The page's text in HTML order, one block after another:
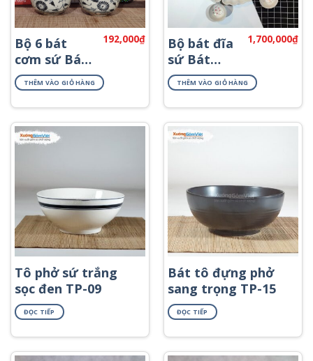
Bộ 6 bát
cơm sứ Bát
Tràng giả
cổ BC-04
192,000₫
THÊM VÀO GIỎ HÀNG
Bộ bát đĩa
sứ Bát
Tràng cao
cấp 15
món
1,700,000₫
THÊM VÀO GIỎ HÀNG
Tô phở sứ trắng
sọc đen TP-09
ĐỌC TIẾP
Bát tô đựng phở
sang trọng TP-15
ĐỌC TIẾP